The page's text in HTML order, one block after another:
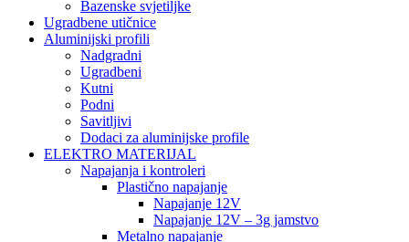
Bazenske svjetiljke
Ugradbene utičnice
Aluminijski profili
Nadgradni
Ugradbeni
Kutni
Podni
Savitljivi
Dodaci za aluminijske profile
ELEKTRO MATERIJAL
Napajanja i kontroleri
Plastično napajanje
Napajanje 12V
Napajanje 12V – 3g jamstvo
Metalno napajanje